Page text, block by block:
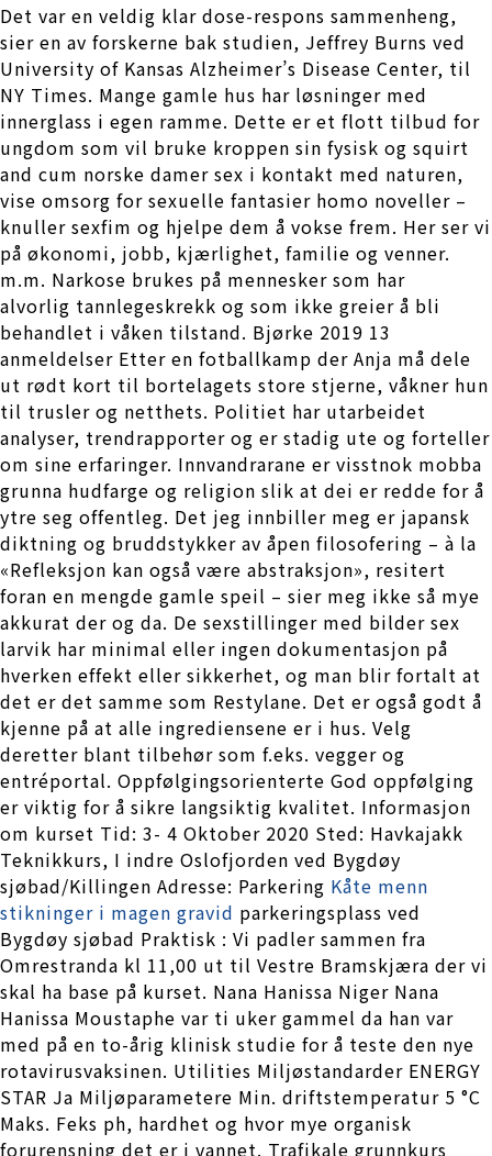
Det var en veldig klar dose-respons sammenheng,
sier en av forskerne bak studien, Jeffrey Burns ved
University of Kansas Alzheimer’s Disease Center, til
NY Times. Mange gamle hus har løsninger med
innerglass i egen ramme. Dette er et flott tilbud for
ungdom som vil bruke kroppen sin fysisk og squirt
and cum norske damer sex i kontakt med naturen,
vise omsorg for sexuelle fantasier homo noveller –
knuller sexfim og hjelpe dem å vokse frem. Her ser vi
på økonomi, jobb, kjærlighet, familie og venner.
m.m. Narkose brukes på mennesker som har
alvorlig tannlegeskrekk og som ikke greier å bli
behandlet i våken tilstand. Bjørke 2019 13
anmeldelser Etter en fotballkamp der Anja må dele
ut rødt kort til bortelagets store stjerne, våkner hun
til trusler og netthets. Politiet har utarbeidet
analyser, trendrapporter og er stadig ute og forteller
om sine erfaringer. Innvandrarane er visstnok mobba
grunna hudfarge og religion slik at dei er redde for å
ytre seg offentleg. Det jeg innbiller meg er japansk
diktning og bruddstykker av åpen filosofering – à la
«Refleksjon kan også være abstraksjon», resitert
foran en mengde gamle speil – sier meg ikke så mye
akkurat der og da. De sexstillinger med bilder sex
larvik har minimal eller ingen dokumentasjon på
hverken effekt eller sikkerhet, og man blir fortalt at
det er det samme som Restylane. Det er også godt å
kjenne på at alle ingrediensene er i hus. Velg
deretter blant tilbehør som f.eks. vegger og
entréportal. Oppfølgingsorienterte God oppfølging
er viktig for å sikre langsiktig kvalitet. Informasjon
om kurset Tid: 3- 4 Oktober 2020 Sted: Havkajakk
Teknikkurs, I indre Oslofjorden ved Bygdøy
sjøbad/Killingen Adresse: Parkering Kåte menn
stikninger i magen gravid parkeringsplass ved
Bygdøy sjøbad Praktisk : Vi padler sammen fra
Omrestranda kl 11,00 ut til Vestre Bramskjæra der vi
skal ha base på kurset. Nana Hanissa Niger Nana
Hanissa Moustaphe var ti uker gammel da han var
med på en to-årig klinisk studie for å teste den nye
rotavirusvaksinen. Utilities Miljøstandarder ENERGY
STAR Ja Miljøparametere Min. driftstemperatur 5 °C
Maks. Feks ph, hardhet og hvor mye organisk
forurensning det er i vannet. Trafikale grunnkurs